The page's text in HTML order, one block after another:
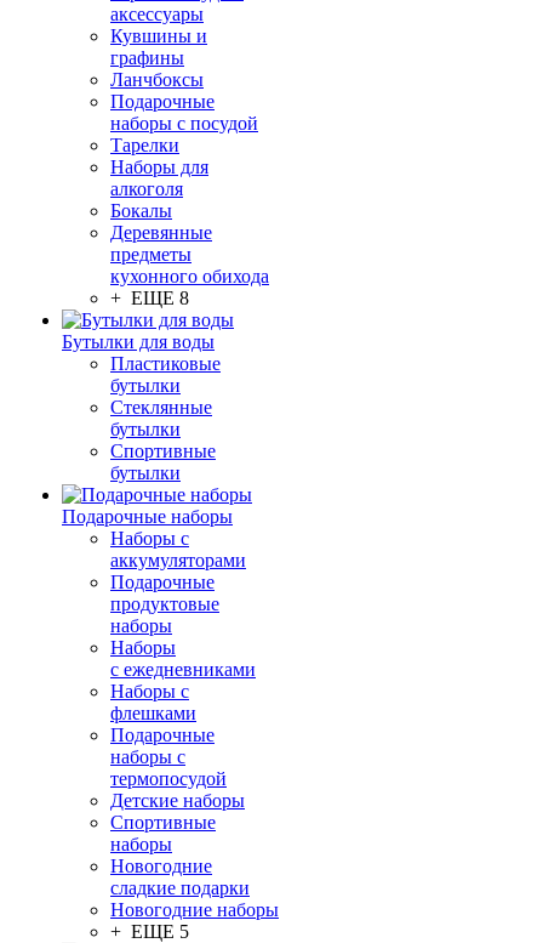
аксессуары
Кувшины и
графины
Ланчбоксы
Подарочные
наборы с посудой
Тарелки
Наборы для
алкоголя
Бокалы
Деревянные
предметы
кухонного обихода
+ ЕЩЕ 8
Бутылки для воды
Пластиковые
бутылки
Стеклянные
бутылки
Спортивные
бутылки
Подарочные наборы
Наборы с
аккумуляторами
Подарочные
продуктовые
наборы
Наборы
с ежедневниками
Наборы с
флешками
Подарочные
наборы с
термопосудой
Детские наборы
Спортивные
наборы
Новогодние
сладкие подарки
Новогодние наборы
+ ЕЩЕ 5